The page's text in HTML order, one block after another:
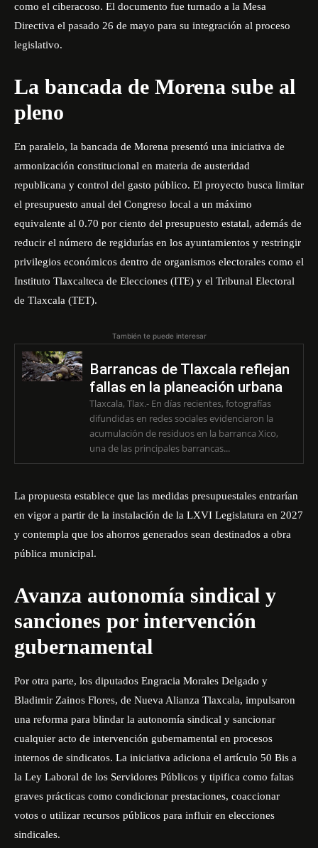
como el ciberacoso. El documento fue turnado a la Mesa
Directiva el pasado 26 de mayo para su integración al proceso
legislativo.
La bancada de Morena sube al
pleno
En paralelo, la bancada de Morena presentó una iniciativa de
armonización constitucional en materia de austeridad
republicana y control del gasto público. El proyecto busca limitar
el presupuesto anual del Congreso local a un máximo
equivalente al 0.70 por ciento del presupuesto estatal, además de
reducir el número de regidurías en los ayuntamientos y restringir
privilegios económicos dentro de organismos electorales como el
Instituto Tlaxcalteca de Elecciones (ITE) y el Tribunal Electoral
de Tlaxcala (TET).
También te puede interesar
Barrancas de Tlaxcala reflejan
fallas en la planeación urbana
Tlaxcala, Tlax.- En días recientes, fotografías
difundidas en redes sociales evidenciaron la
acumulación de residuos en la barranca Xico,
una de las principales barrancas...
La propuesta establece que las medidas presupuestales entrarían
en vigor a partir de la instalación de la LXVI Legislatura en 2027
y contempla que los ahorros generados sean destinados a obra
pública municipal.
Avanza autonomía sindical y
sanciones por intervención
gubernamental
Por otra parte, los diputados Engracia Morales Delgado y
Bladimir Zainos Flores, de Nueva Alianza Tlaxcala, impulsaron
una reforma para blindar la autonomía sindical y sancionar
cualquier acto de intervención gubernamental en procesos
internos de sindicatos. La iniciativa adiciona el artículo 50 Bis a
la Ley Laboral de los Servidores Públicos y tipifica como faltas
graves prácticas como condicionar prestaciones, coaccionar
votos o utilizar recursos públicos para influir en elecciones
sindicales.